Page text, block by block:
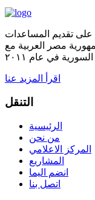
على تقديم المساعدات
مصر العربية مع
اقرأ المزيد عنا
التنقل
الرئيسية
من نحن
المركز الاعلامي
المشاريع
انضم اليما
اتصل بنا